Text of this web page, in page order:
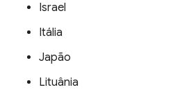
Israel
Itália
Japão
Lituânia